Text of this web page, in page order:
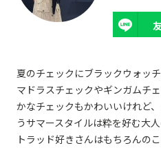
夏のチェックにブラックウォッチ
マドラスチェックやギンガムチ
かなチェックもかわいいけれど
うサマースタイルは粋を好む大
トラッド好きさんはもちろんの